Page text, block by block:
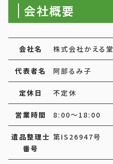
会社概要
会社名 株式会社かえる堂
代表者名 阿部るみ子
定休日 不定休
営業時間 8:00～18:00
遺品整理士
番号
第IS26947号